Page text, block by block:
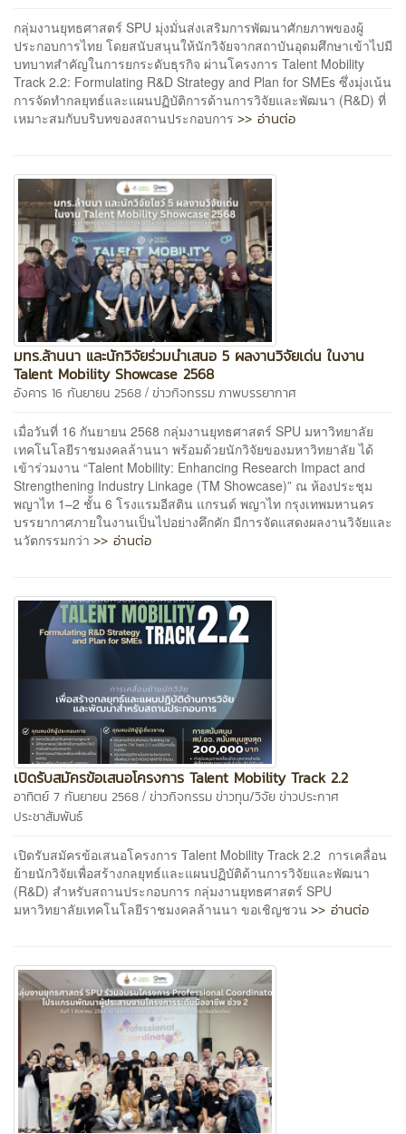
กลุ่มงานยุทธศาสตร์ SPU มุ่งมั่นส่งเสริมการพัฒนาศักยภาพของผู้
ประกอบการไทย โดยสนับสนุนให้นักวิจัยจากสถาบันอุดมศึกษาเข้าไปมี
บทบาทสำคัญในการยกระดับธุรกิจ ผ่านโครงการ Talent Mobility
Track 2.2: Formulating R&D Strategy and Plan for SMEs ซึ่งมุ่งเน้น
การจัดทำกลยุทธ์และแผนปฏิบัติการด้านการวิจัยและพัฒนา (R&D) ที่
เหมาะสมกับบริบทของสถานประกอบการ >> อ่านต่อ
มทร.ล้านนา และนักวิจัยร่วมนำเสนอ 5 ผลงานวิจัยเด่น ในงาน
Talent Mobility Showcase 2568
อังคาร 16 กันยายน 2568 / ข่าวกิจกรรมภาพบรรยากาศ
เมื่อวันที่ 16 กันยายน 2568 กลุ่มงานยุทธศาสตร์ SPU มหาวิทยาลัย
เทคโนโลยีราชมงคลล้านนา พร้อมด้วยนักวิจัยของมหาวิทยาลัย ได้
เข้าร่วมงาน “Talent Mobility: Enhancing Research Impact and
Strengthening Industry Linkage (TM Showcase)” ณ ห้องประชุม
พญาไท 1–2 ชั้น 6 โรงแรมอีสติน แกรนด์ พญาไท กรุงเทพมหานคร
บรรยากาศภายในงานเป็นไปอย่างคึกคัก มีการจัดแสดงผลงานวิจัยและ
นวัตกรรมกว่า >> อ่านต่อ
เปิดรับสมัครข้อเสนอโครงการ Talent Mobility Track 2.2
อาทิตย์ 7 กันยายน 2568 / ข่าวกิจกรรมข่าวทุน/วิจัยข่าวประกาศ
ประชาสัมพันธ์
เปิดรับสมัครข้อเสนอโครงการ Talent Mobility Track 2.2 การเคลื่อน
ย้ายนักวิจัยเพื่อสร้างกลยุทธ์และแผนปฏิบัติด้านการวิจัยและพัฒนา
(R&D) สำหรับสถานประกอบการ กลุ่มงานยุทธศาสตร์ SPU
มหาวิทยาลัยเทคโนโลยีราชมงคลล้านนา ขอเชิญชวน >> อ่านต่อ